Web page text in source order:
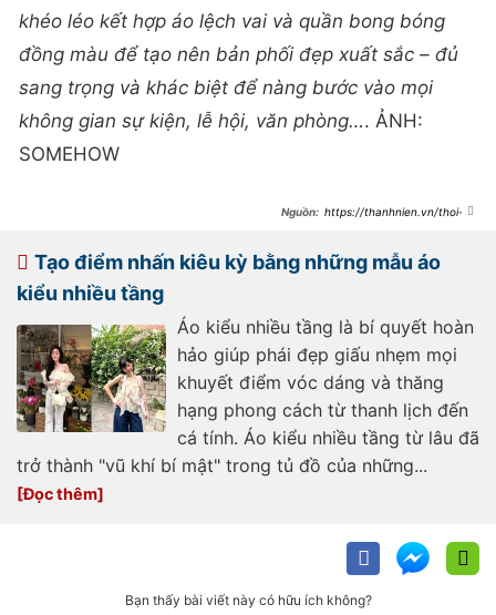
khéo léo kết hợp áo lệch vai và quần bong bóng
đồng màu để tạo nên bản phối đẹp xuất sắc – đủ
sang trọng và khác biệt để nàng bước vào mọi
không gian sự kiện, lễ hội, văn phòng…. ẢNH:
SOMEHOW
https://thanhnien.vn/thoi-
he-185260608105033814.htm
Tạo điểm nhấn kiêu kỳ bằng những mẫu áo
kiểu nhiều tầng
Áo kiểu nhiều tầng là bí quyết hoàn
hảo giúp phái đẹp giấu nhẹm mọi
khuyết điểm vóc dáng và thăng
hạng phong cách từ thanh lịch đến
cá tính. Áo kiểu nhiều tầng từ lâu đã
trở thành "vũ khí bí mật" trong tủ đồ của những...
Bạn thấy bài viết này có hữu ích không?